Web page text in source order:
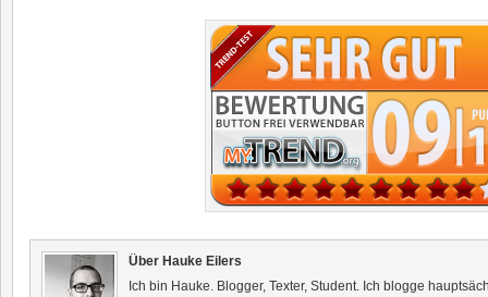
Über Hauke Eilers
Ich bin Hauke. Blogger, Texter, Student. Ich blogge